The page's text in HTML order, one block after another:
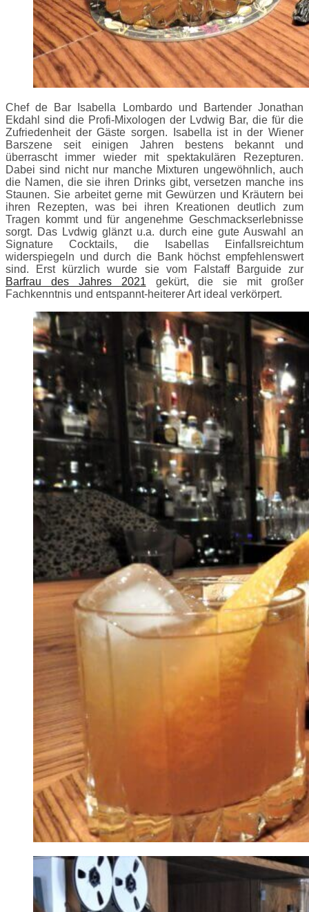
Chef de Bar Isabella Lombardo und Bartender Jonathan
Ekdahl sind die Profi-Mixologen der Lvdwig Bar, die für die
Zufriedenheit der Gäste sorgen. Isabella ist in der Wiener
Barszene seit einigen Jahren bestens bekannt und
überrascht immer wieder mit spektakulären Rezepturen.
Dabei sind nicht nur manche Mixturen ungewöhnlich, auch
die Namen, die sie ihren Drinks gibt, versetzen manche ins
Staunen. Sie arbeitet gerne mit Gewürzen und Kräutern bei
ihren Rezepten, was bei ihren Kreationen deutlich zum
Tragen kommt und für angenehme Geschmackserlebnisse
sorgt. Das Lvdwig glänzt u.a. durch eine gute Auswahl an
Signature Cocktails, die Isabellas Einfallsreichtum
widerspiegeln und durch die Bank höchst empfehlenswert
sind. Erst kürzlich wurde sie vom Falstaff Barguide zur
Barfrau des Jahres 2021 gekürt, die sie mit großer
Fachkenntnis und entspannt-heiterer Art ideal verkörpert.